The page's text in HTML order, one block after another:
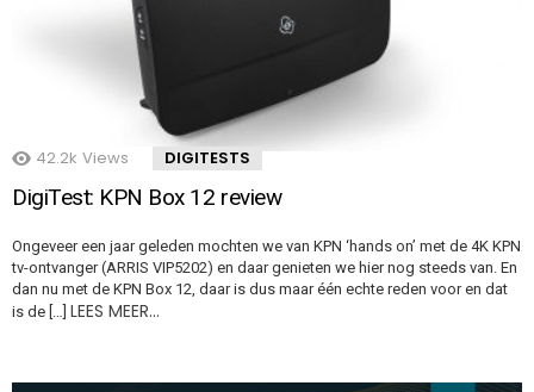
42.2k Views DIGITESTS
DigiTest: KPN Box 12 review
Ongeveer een jaar geleden mochten we van KPN ‘hands on’ met de 4K KPN
tv-ontvanger (ARRIS VIP5202) en daar genieten we hier nog steeds van. En
dan nu met de KPN Box 12, daar is dus maar één echte reden voor en dat
is de […] LEES MEER…